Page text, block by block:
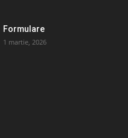
Formulare
1 martie, 2026